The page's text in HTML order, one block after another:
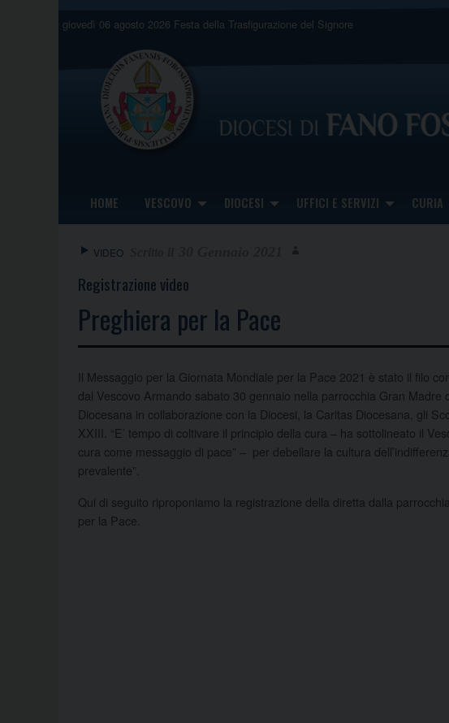
giovedì 06 agosto 2026 Festa della Trasfigurazione del Signore
HOME VESCOVO DIOCESI UFFICI E SERVIZI CURIA
VIDEO
Registrazione video
Preghiera per la Pace
Il Messaggio per la Giornata Mondiale per la Pace 2021 è stato il filo
dal Vescovo Armando sabato 30 gennaio nella parrocchia Gran Madre
Diocesana in collaborazione con la Diocesi, la Caritas Diocesana, gli
XXIII. “E’ tempo di coltivare il principio della cura – ha sottolineato il
cura come messaggio di pace” – per debellare la cultura
prevalente”.
Qui di seguito riproponiamo la registrazione della diretta dalla
per la Pace.